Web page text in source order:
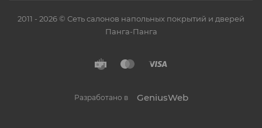
2011 - 2026 © Сеть салонов напольных покрытий и дверей
Панга-Панга
Разработано в GeniusWeb